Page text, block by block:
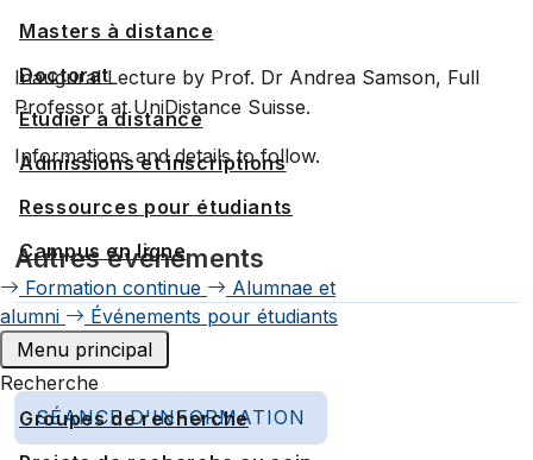
Masters à distance
Doctorat
Étudier à distance
Admissions et inscriptions
Ressources pour étudiants
Campus en ligne
Formation continue
Alumnae et
alumni
Événements pour étudiants
Menu principal
Recherche
Groupes de recherche
Inaugural Lecture by Prof. Dr Andrea Samson, Full
Professor at UniDistance Suisse.
Informations and details to follow.
Autres événements
SÉANCE D'INFORMATION